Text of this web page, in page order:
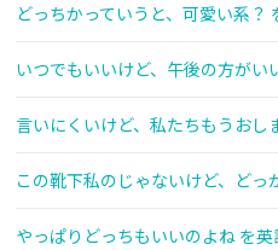
どっちかっていうと、可愛い系？
いつでもいいけど、午後の方がい
言いにくいけど、私たちもうおし
この靴下私のじゃないけど、どっ
やっぱりどっちもいいのよね を英